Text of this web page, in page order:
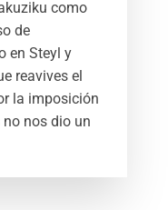
como
de
en Steyl y
reavives el
la imposición
nos dio un